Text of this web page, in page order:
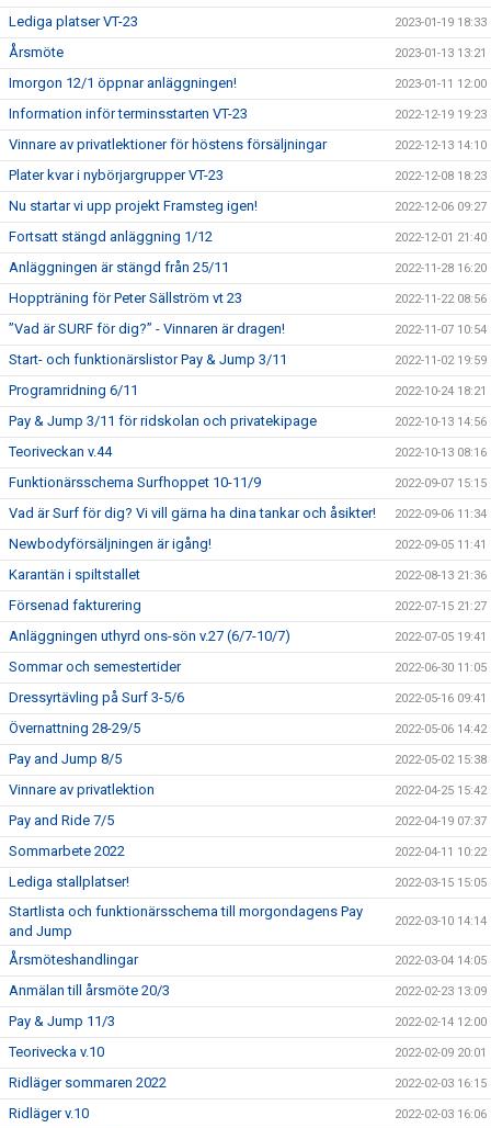
Lediga platser VT-23 2023-01-19 18:33
Årsmöte 2023-01-13 13:21
Imorgon 12/1 öppnar anläggningen! 2023-01-11 12:00
Information inför terminsstarten VT-23 2022-12-19 19:23
Vinnare av privatlektioner för höstens försäljningar 2022-12-13 14:10
Plater kvar i nybörjargrupper VT-23 2022-12-08 18:23
Nu startar vi upp projekt Framsteg igen! 2022-12-06 09:27
Fortsatt stängd anläggning 1/12 2022-12-01 21:40
Anläggningen är stängd från 25/11 2022-11-28 16:20
Hoppträning för Peter Sällström vt 23 2022-11-22 08:56
”Vad är SURF för dig?” - Vinnaren är dragen! 2022-11-07 10:54
Start- och funktionärslistor Pay & Jump 3/11 2022-11-02 19:59
Programridning 6/11 2022-10-24 18:21
Pay & Jump 3/11 för ridskolan och privatekipage 2022-10-13 14:56
Teoriveckan v.44 2022-10-13 08:16
Funktionärsschema Surfhoppet 10-11/9 2022-09-07 15:15
Vad är Surf för dig? Vi vill gärna ha dina tankar och åsikter! 2022-09-06 11:34
Newbodyförsäljningen är igång! 2022-09-05 11:41
Karantän i spiltstallet 2022-08-13 21:36
Försenad fakturering 2022-07-15 21:27
Anläggningen uthyrd ons-sön v.27 (6/7-10/7) 2022-07-05 19:41
Sommar och semestertider 2022-06-30 11:05
Dressyrtävling på Surf 3-5/6 2022-05-16 09:41
Övernattning 28-29/5 2022-05-06 14:42
Pay and Jump 8/5 2022-05-02 15:38
Vinnare av privatlektion 2022-04-25 15:42
Pay and Ride 7/5 2022-04-19 07:37
Sommarbete 2022 2022-04-11 10:22
Lediga stallplatser! 2022-03-15 15:05
Startlista och funktionärsschema till morgondagens Pay
and Jump
2022-03-10 14:14
Årsmöteshandlingar 2022-03-04 14:05
Anmälan till årsmöte 20/3 2022-02-23 13:09
Pay & Jump 11/3 2022-02-14 12:00
Teorivecka v.10 2022-02-09 20:01
Ridläger sommaren 2022 2022-02-03 16:15
Ridläger v.10 2022-02-03 16:06